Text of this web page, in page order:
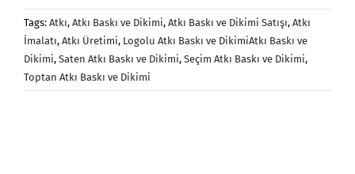
Tags: Atkı, Atkı Baskı ve Dikimi, Atkı Baskı ve Dikimi Satışı, Atkı
İmalatı, Atkı Üretimi, Logolu Atkı Baskı ve DikimiAtkı Baskı ve
Dikimi, Saten Atkı Baskı ve Dikimi, Seçim Atkı Baskı ve Dikimi,
Toptan Atkı Baskı ve Dikimi